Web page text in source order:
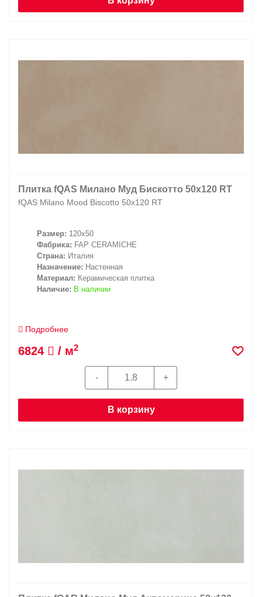
Плитка fQAS Милано Муд Бискотто 50x120 RT
fQAS Milano Mood Biscotto 50x120 RT
Размер: 120x50
Фабрика: FAP CERAMICHE
Страна: Италия
Назначение: Настенная
Материал: Керамическая плитка
Наличие: В наличии
Подробнее
6824 / м2
В корзину